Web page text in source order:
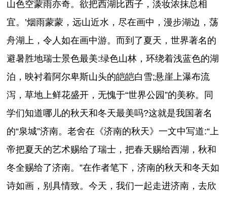
山色空蒙雨亦奇。欲把西湖比西子，淡妆浓抹总相
宜。’烟雨蒙蒙，远山近水，尽在画中，漫步湖边，荡
舟湖上，令人如在画中游。而到了夏天，世界著名的
避暑胜地瑞士景色最美:绿色山林，环绕着浅蓝色的湖
泊，映衬着阿尔卑斯山头的皑皑白雪;悬崖上瀑布流
泻，草地上鲜花盛开，无愧于“世界公园”的美称。同
学们知道哪儿的秋天和冬天最美吗?这就是我国著名
的“泉城”济南。老舍在《济南的秋天》一文中写道:“上
帝把夏天的艺术赐给了瑞士，把春天赐给西湖，秋和
冬全赐给了济南。”在作者笔下，济南的秋天和冬天如
诗如画，别具情致。今天，我们一起走进济南，去欣